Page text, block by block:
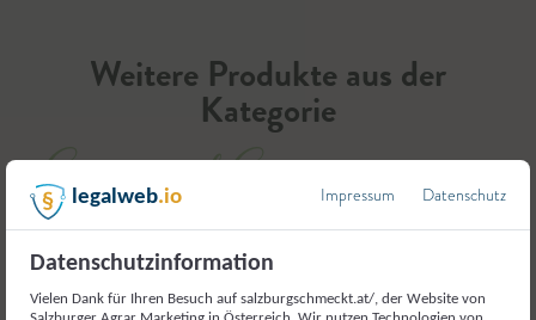
Weitere Produkte aus der
Kategorie
Gemüse und Gemüseerzeugnisse
legalweb.io Impressum Datenschutz
Datenschutzinformation
Vielen Dank für Ihren Besuch auf salzburgschmeckt.at/, der Website von